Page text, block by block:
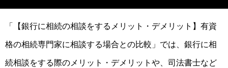
「【銀行に相続の相談をするメリット・デメリット】有資
格の相続専門家に相談する場合との比較」では、銀行に相
続相談をする際のメリット・デメリットや、司法書士など